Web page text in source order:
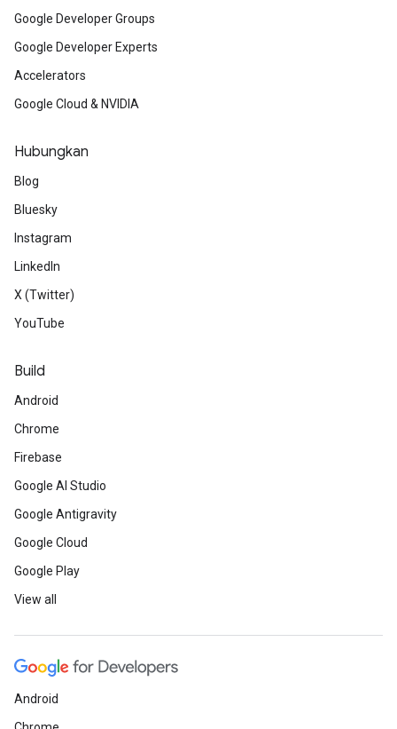
Google Developer Groups
Google Developer Experts
Accelerators
Google Cloud & NVIDIA
Hubungkan
Blog
Bluesky
Instagram
LinkedIn
X (Twitter)
YouTube
Build
Android
Chrome
Firebase
Google AI Studio
Google Antigravity
Google Cloud
Google Play
View all
Android